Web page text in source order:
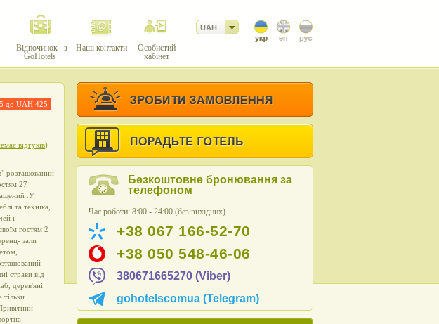
Відпочинок з
GoHotels
Наші контакти
Особистий
кабінет
UAH
до UAH425
відгуків)
розташований
27
.У
та техніка,
і
гостям 2
зали
страви від
дерев'яні
тільки
Безкоштовне бронювання за
телефоном
Час роботи: 8:00 - 24:00 (без вихідних)
+38 067 166-52-70
+38 050 548-46-06
380671665270 (Viber)
gohotelscomua (Telegram)